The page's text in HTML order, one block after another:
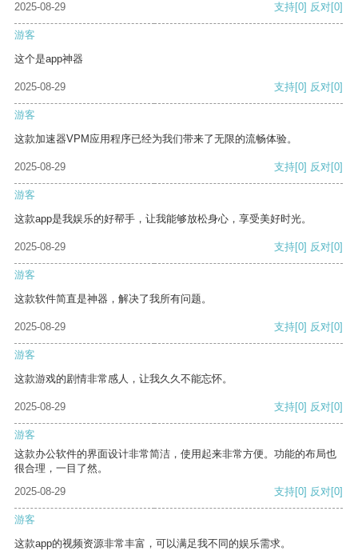
2025-08-29
支持[0] 反对[0]
游客
这个是app神器
2025-08-29 支持[0] 反对[0]
游客
这款加速器VPM应用程序已经为我们带来了无限的流畅体验。
2025-08-29 支持[0] 反对[0]
游客
这款app是我娱乐的好帮手，让我能够放松身心，享受美好时光。
2025-08-29 支持[0] 反对[0]
游客
这款软件简直是神器，解决了我所有问题。
2025-08-29 支持[0] 反对[0]
游客
这款游戏的剧情非常感人，让我久久不能忘怀。
2025-08-29 支持[0] 反对[0]
游客
这款办公软件的界面设计非常简洁，使用起来非常方便。功能的布局也
很合理，一目了然。
2025-08-29
支持[0] 反对[0]
游客
这款app的视频资源非常丰富，可以满足我不同的娱乐需求。